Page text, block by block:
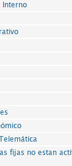
Interno
fijas no estan